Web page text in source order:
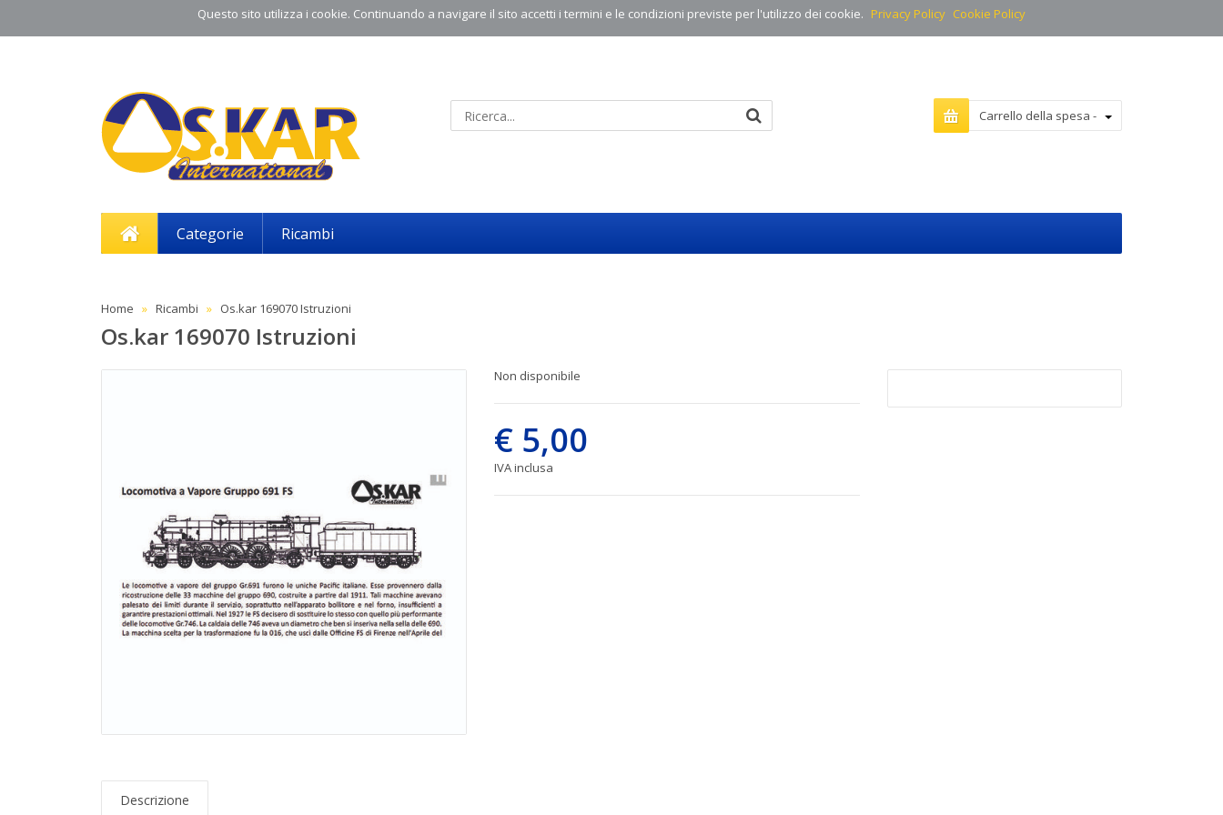
Questo sito utilizza i cookie. Continuando a navigare il sito accetti i termini e le condizioni previste per l'utilizzo dei cookie. Privacy Policy Cookie Policy
Carrello della spesa -
Categorie Ricambi
Home Ricambi Os.kar 169070 Istruzioni
Os.kar 169070 Istruzioni
Non disponibile
€ 5,00
IVA inclusa
Descrizione